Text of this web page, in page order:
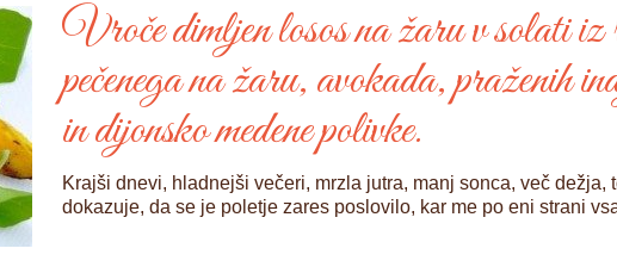
Vroče dimljen losos na žaru v solati iz
pečenega na žaru, avokada, praženih
in dijonsko medene polivke.
Krajši dnevi, hladnejši večeri, mrzla jutra, manj sonca, več dežja,
dokazuje, da se je poletje zares poslovilo, kar me po eni strani